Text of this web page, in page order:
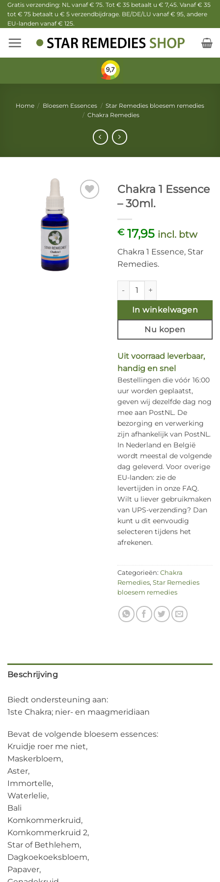
Ga
naar
inhoud
Gratis verzending: NL vanaf € 75. Tot € 35 betaalt u € 7,45. Vanaf € 35
tot € 75 betaalt u € 5 verzendbijdrage. BE/DE/LU vanaf € 95, andere
EU-landen vanaf € 125.
Home / Bloesem Essences / Star Remedies bloesem remedies
/ Chakra Remedies
Chakra 1 Essence
– 30ml.
€17,95 incl. btw
Chakra 1 Essence, Star
Remedies.
Chakra 1 Essence - 30ml.
In winkelwagen
Nu kopen
Uit voorraad leverbaar,
handig en snel
Bestellingen die vóór 16:00
uur worden geplaatst,
geven wij dezelfde dag nog
mee aan PostNL. De
bezorging en verwerking
zijn afhankelijk van PostNL.
In Nederland en België
wordt meestal de volgende
dag geleverd. Voor overige
EU-landen: zie de
levertijden in onze FAQ.
Wilt u liever gebruikmaken
van UPS-verzending? Dan
kunt u dit eenvoudig
selecteren tijdens het
afrekenen.
Categorieën: Chakra
Remedies, Star Remedies
bloesem remedies
Beschrijving
Biedt ondersteuning aan:
1ste Chakra; nier- en maagmeridiaan
Bevat de volgende bloesem essences:
Kruidje roer me niet,
Maskerbloem,
Aster,
Immortelle,
Waterlelie,
Bali
Komkommerkruid,
Komkommerkruid 2,
Star of Bethlehem,
Dagkoekoeksbloem,
Papaver,